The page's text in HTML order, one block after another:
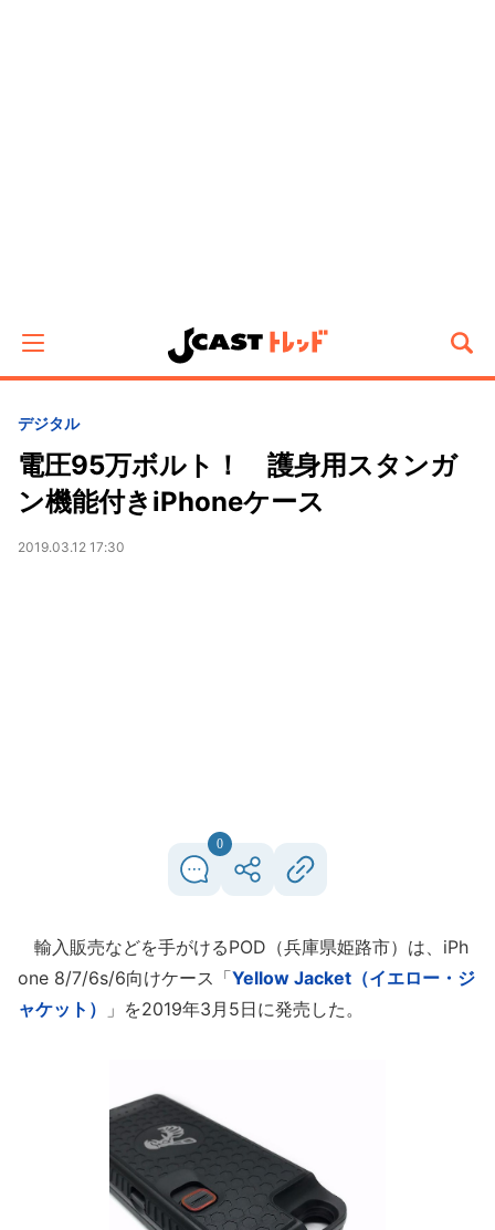
デジタル
電圧95万ボルト！ 護身用スタンガ
ン機能付きiPhoneケース
2019.03.12 17:30
0
輸入販売などを手がけるPOD（兵庫県姫路市）は、iPh
one 8/7/6s/6向けケース「Yellow Jacket（イエロー・ジ
ャケット）
」を2019年3月5日に発売した。